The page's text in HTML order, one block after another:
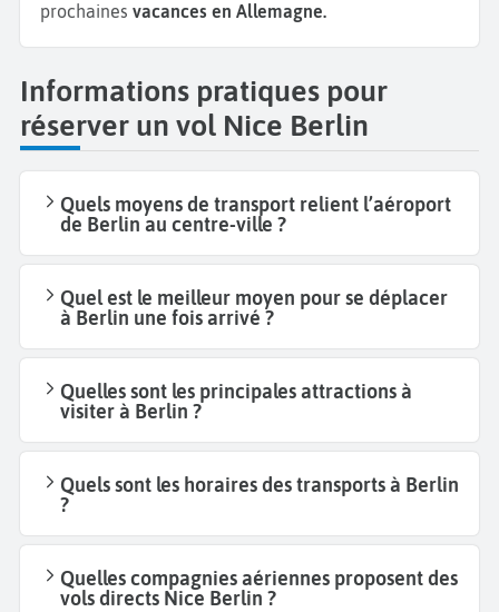
prochaines vacances en Allemagne.
Informations pratiques pour
réserver un vol Nice Berlin
Quels moyens de transport relient l’aéroport
de Berlin au centre-ville ?
Quel est le meilleur moyen pour se déplacer
à Berlin une fois arrivé ?
Quelles sont les principales attractions à
visiter à Berlin ?
Quels sont les horaires des transports à Berlin
?
Quelles compagnies aériennes proposent des
vols directs Nice Berlin ?